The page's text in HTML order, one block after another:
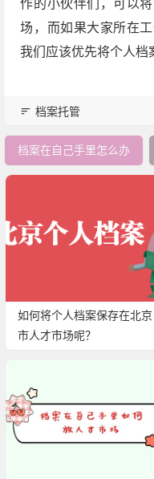
作的小伙伴们，可以
场，而如果大家所在
我们应该优先将个人档
档案托管
档案在自己手里怎么办
如何将个人档案保存在北京
市人才市场呢？